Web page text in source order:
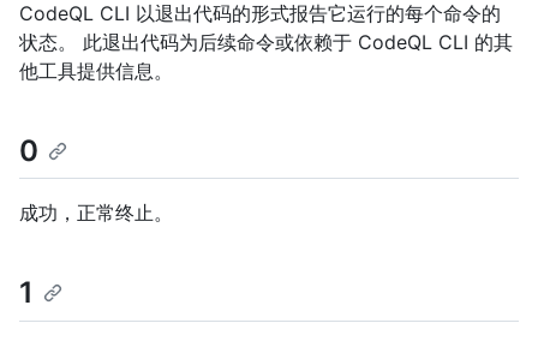
CodeQL CLI 以退出代码的形式报告它运行的每个命令的
状态。 此退出代码为后续命令或依赖于 CodeQL CLI 的其
他工具提供信息。
0
成功，正常终止。
1